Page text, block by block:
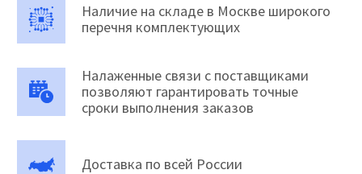
Наличие на складе в Москве широкого
перечня комплектующих
Налаженные связи с поставщиками
позволяют гарантировать точные
сроки выполнения заказов
Доставка по всей России